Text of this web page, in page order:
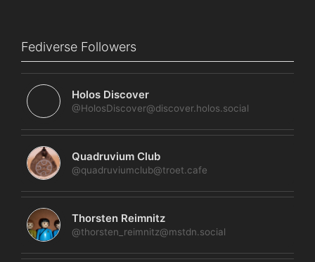
Fediverse Followers
Holos Discover
@HolosDiscover@discover.holos.social
Quadruvium Club
@quadruviumclub@troet.cafe
Thorsten Reimnitz
@thorsten_reimnitz@mstdn.social